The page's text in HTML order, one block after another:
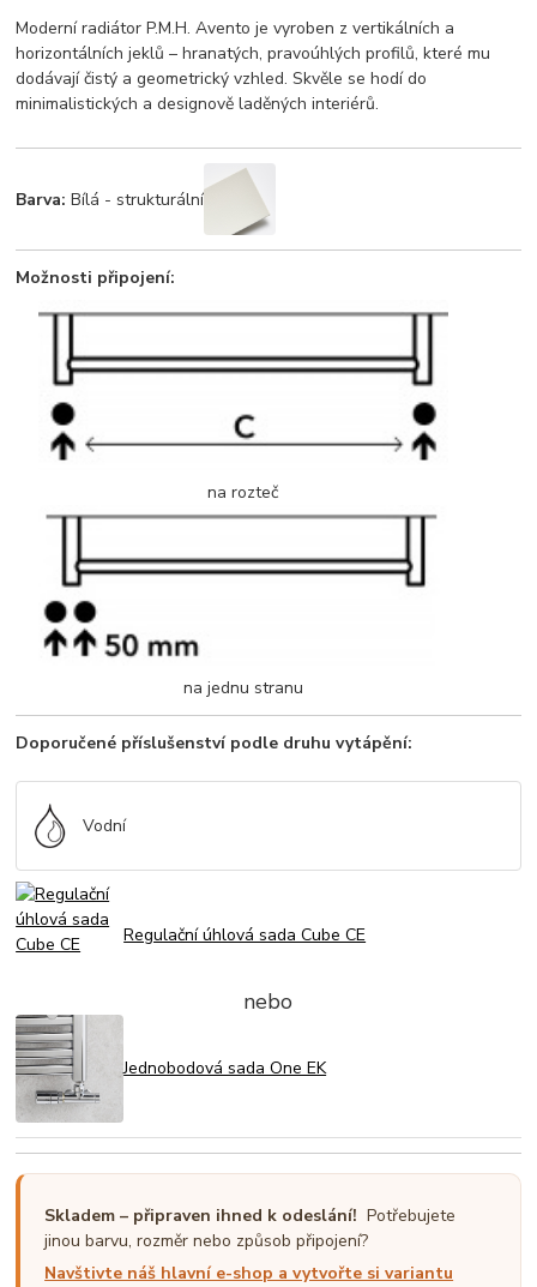
Moderní radiátor P.M.H. Avento je vyroben z vertikálních a
horizontálních jeklů – hranatých, pravoúhlých profilů, které mu
dodávají čistý a geometrický vzhled. Skvěle se hodí do
minimalistických a designově laděných interiérů.
Barva: Bílá - strukturální
Možnosti připojení:
na rozteč
na jednu stranu
Doporučené příslušenství podle druhu vytápění:
Vodní
Regulační úhlová sada Cube CE
nebo
Jednobodová sada One EK
Skladem – připraven ihned k odeslání! Potřebujete
jinou barvu, rozměr nebo způsob připojení?
Navštivte náš hlavní e-shop a vytvořte si variantu